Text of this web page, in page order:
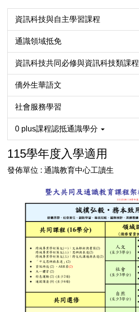
資訊科技與自主學習課程
通識領域抵免
資訊科技共同必修與資訊科技類課程
僑外生華語文
社會服務學習
0 plus課程認抵通識學分
115學年度入學適用
發佈單位 : 通識教育中心工讀生